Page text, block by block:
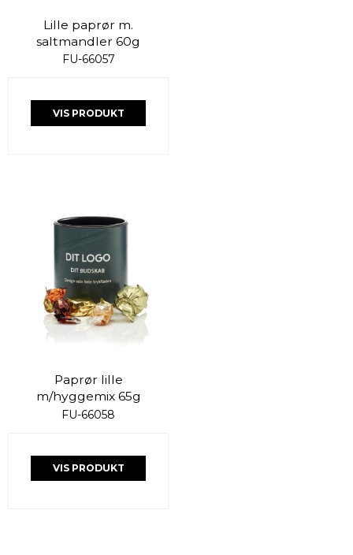
Lille paprør m.
saltmandler 60g
FU-66057
VIS PRODUKT
Paprør lille
m/hyggemix 65g
FU-66058
VIS PRODUKT